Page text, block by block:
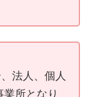
法人、個人
所となり